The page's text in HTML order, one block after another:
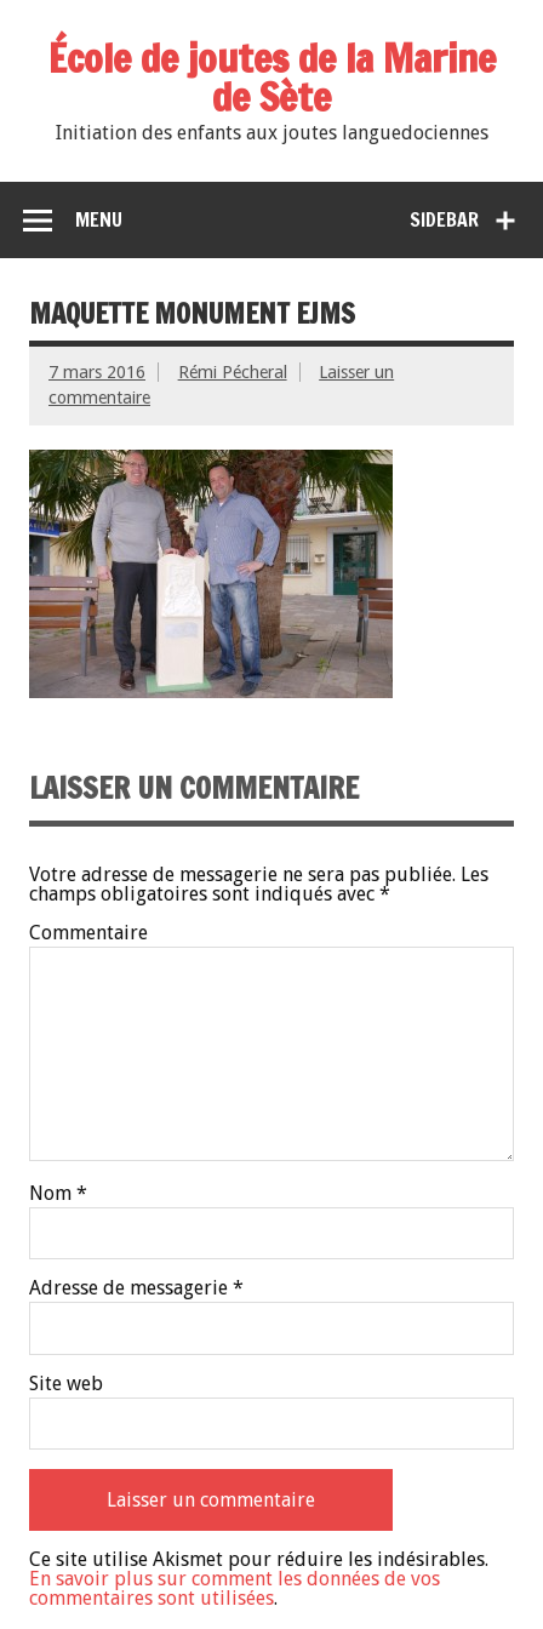
École de joutes de la Marine
de Sète
Initiation des enfants aux joutes languedociennes
SIDEBAR
MENU
MAQUETTE MONUMENT EJMS
7 mars 2016 Rémi Pécheral
Laisser un
commentaire
LAISSER UN COMMENTAIRE
Votre adresse de messagerie ne sera pas publiée. Les
champs obligatoires sont indiqués avec *
Commentaire
Nom *
Adresse de messagerie *
Site web
Ce site utilise Akismet pour réduire les indésirables.
En savoir plus sur comment les données de vos
commentaires sont utilisées.